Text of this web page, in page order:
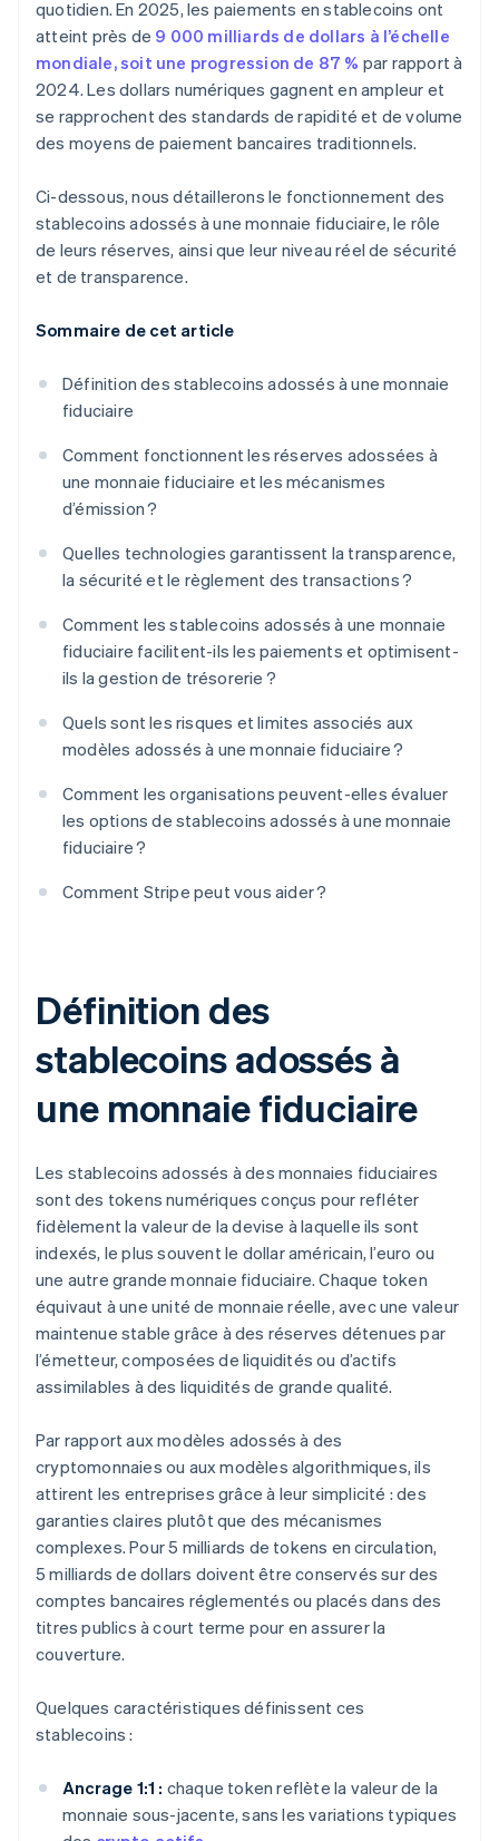
quotidien. En 2025, les paiements en stablecoins ont
atteint près de 9 000 milliards de dollars à l’échelle
mondiale, soit une progression de 87 % par rapport à
2024. Les dollars numériques gagnent en ampleur et
se rapprochent des standards de rapidité et de volume
des moyens de paiement bancaires traditionnels.
Ci-dessous, nous détaillerons le fonctionnement des
stablecoins adossés à une monnaie fiduciaire, le rôle
de leurs réserves, ainsi que leur niveau réel de sécurité
et de transparence.
Sommaire de cet article
Définition des stablecoins adossés à une monnaie
fiduciaire
Comment fonctionnent les réserves adossées à
une monnaie fiduciaire et les mécanismes
d’émission ?
Quelles technologies garantissent la transparence,
la sécurité et le règlement des transactions ?
Comment les stablecoins adossés à une monnaie
fiduciaire facilitent-ils les paiements et optimisent-
ils la gestion de trésorerie ?
Quels sont les risques et limites associés aux
modèles adossés à une monnaie fiduciaire ?
Comment les organisations peuvent-elles évaluer
les options de stablecoins adossés à une monnaie
fiduciaire ?
Comment Stripe peut vous aider ?
Définition des
stablecoins adossés à
une monnaie fiduciaire
Les stablecoins adossés à des monnaies fiduciaires
sont des tokens numériques conçus pour refléter
fidèlement la valeur de la devise à laquelle ils sont
indexés, le plus souvent le dollar américain, l’euro ou
une autre grande monnaie fiduciaire. Chaque token
équivaut à une unité de monnaie réelle, avec une valeur
maintenue stable grâce à des réserves détenues par
l’émetteur, composées de liquidités ou d’actifs
assimilables à des liquidités de grande qualité.
Par rapport aux modèles adossés à des
cryptomonnaies ou aux modèles algorithmiques, ils
attirent les entreprises grâce à leur simplicité : des
garanties claires plutôt que des mécanismes
complexes. Pour 5 milliards de tokens en circulation,
5 milliards de dollars doivent être conservés sur des
comptes bancaires réglementés ou placés dans des
titres publics à court terme pour en assurer la
couverture.
Quelques caractéristiques définissent ces
stablecoins :
Ancrage 1:1 : chaque token reflète la valeur de la
monnaie sous-jacente, sans les variations typiques